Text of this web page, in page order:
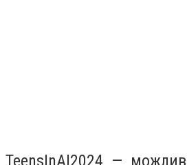
TeensInAI2024 —